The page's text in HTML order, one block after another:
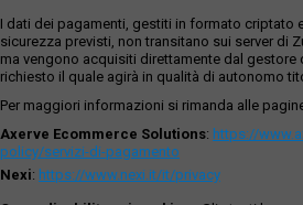
I dati dei pagamenti, gestiti in formato criptato
sicurezza previsti, non transitano sui server di
ma vengono acquisiti direttamente dal gestore
richiesto il quale agirà in qualità di autonomo
Per maggiori informazioni si rimanda alle
Axerve Ecommerce Solutions: https://
policy/servizi-di-pagamento
Nexi: https://www.nexi.it/it/privacy